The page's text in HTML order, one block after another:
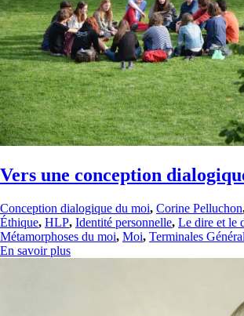
Vers une conception
Conception dialogique du moi, Corine Pelluchon
Éthique, HLP, Identité personnelle, Le dire et le
Métamorphoses du moi, Moi, Terminales
En savoir plus